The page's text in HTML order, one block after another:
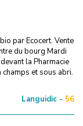
par Ecocert. Vente
du bourg Mardi
la Pharmacie
et sous abri.
Languidic - 56